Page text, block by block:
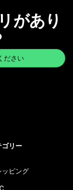
があり
ださい
ゴリー
ッピング